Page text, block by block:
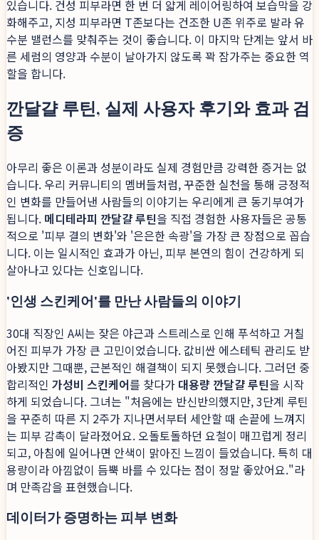
있습니다. 건성 피부라면 한 번 더 얇게 레이어링하여 보습막을 강
화해주고, 지성 피부라면 T존보다는 건조한 U존 위주로 발라 유
수분 밸런스를 맞춰주는 것이 좋습니다. 이 마지막 단계는 앞서 바
른 세럼의 영양과 수분이 날아가지 않도록 꽉 잠가주는 중요한 역
할을 합니다.
깐달걀 루틴, 실제 사용자 후기와 효과 검
증
아무리 좋은 이론과 성분이라도 실제 경험만큼 강력한 증거는 없
습니다. 우리 커뮤니티의 멤버들처럼, 꾸준한 실천을 통해 긍정적
인 변화를 만들어낸 사람들의 이야기는 우리에게 큰 동기부여가
됩니다. 메디테라피 깐달걀 루틴을 직접 경험한 사용자들은 공통
적으로 '피부 결의 변화'와 '은은한 속광'을 가장 큰 장점으로 꼽습
니다. 이는 일시적인 효과가 아닌, 피부 본연의 힘이 건강하게 되
살아나고 있다는 신호입니다.
'인생 스킨케어'를 만난 사람들의 이야기
30대 직장인 A씨는 잦은 야근과 스트레스로 인해 푸석하고 거칠
어진 피부가 가장 큰 고민이었습니다. 값비싼 에스테틱 관리도 받
아봤지만 그때뿐, 근본적인 해결책이 되지 못했습니다. 그러던 중
합리적인 가성비 스킨케어를 찾다가 대용량 깐달걀 루틴을 시작
하게 되었습니다. 그녀는 "처음에는 반신반의했지만, 3단계 루틴
을 꾸준히 따른 지 2주가 지나면서부터 세안할 때 손끝에 느껴지
는 피부 감촉이 달라졌어요. 오돌토돌하던 요철이 매끄럽게 정리
되고, 아침에 일어나면 안색이 맑아진 느낌이 들었습니다. 특히 대
용량이라 아낌없이 듬뿍 바를 수 있다는 점이 정말 좋았어요."라
며 만족감을 표현했습니다.
데이터가 증명하는 피부 변화